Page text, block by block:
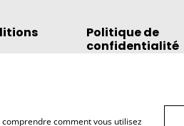
Politique de
confidentialité
comment vous utilisez